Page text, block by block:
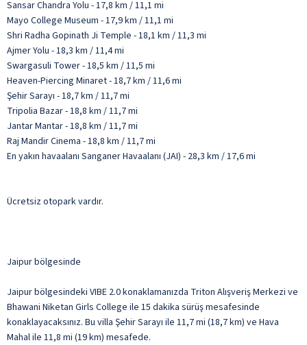
Sansar Chandra Yolu - 17,8 km / 11,1 mi
Mayo College Museum - 17,9 km / 11,1 mi
Shri Radha Gopinath Ji Temple - 18,1 km / 11,3 mi
Ajmer Yolu - 18,3 km / 11,4 mi
Swargasuli Tower - 18,5 km / 11,5 mi
Heaven-Piercing Minaret - 18,7 km / 11,6 mi
Şehir Sarayı - 18,7 km / 11,7 mi
Tripolia Bazar - 18,8 km / 11,7 mi
Jantar Mantar - 18,8 km / 11,7 mi
Raj Mandir Cinema - 18,8 km / 11,7 mi
En yakın havaalanı Sanganer Havaalanı (JAI) - 28,3 km / 17,6 mi
Ücretsiz otopark vardır.
Jaipur bölgesinde
Jaipur bölgesindeki VIBE 2.0 konaklamanızda Triton Alışveriş Merkezi ve
Bhawani Niketan Girls College ile 15 dakika sürüş mesafesinde
konaklayacaksınız. Bu villa Şehir Sarayı ile 11,7 mi (18,7 km) ve Hava
Mahal ile 11,8 mi (19 km) mesafede.